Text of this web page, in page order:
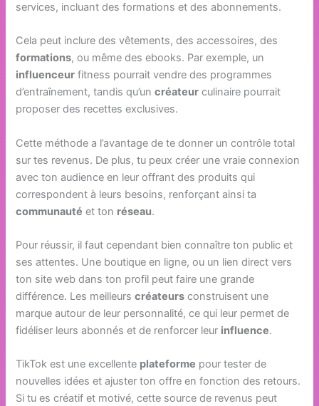
services, incluant des formations et des abonnements.
Cela peut inclure des vêtements, des accessoires, des
formations, ou même des ebooks. Par exemple, un
influenceur fitness pourrait vendre des programmes
d’entraînement, tandis qu’uncréateur culinaire pourrait
proposer des recettes exclusives.
Cette méthode a l’avantage de te donner un contrôle total
sur tes revenus. De plus, tu peux créer une vraie connexion
avec ton audience en leur offrant des produits qui
correspondent à leurs besoins, renforçant ainsi ta
communauté et ton réseau.
Pour réussir, il faut cependant bien connaître ton public et
ses attentes. Une boutique en ligne, ou un lien direct vers
ton site web dans ton profil peut faire une grande
différence. Les meilleurscréateurs construisent une
marque autour de leur personnalité, ce qui leur permet de
fidéliser leurs abonnés et de renforcer leur influence.
TikTok est une excellente plateforme pour tester de
nouvelles idées et ajuster ton offre en fonction des retours.
Si tu es créatif et motivé, cette source de revenus peut